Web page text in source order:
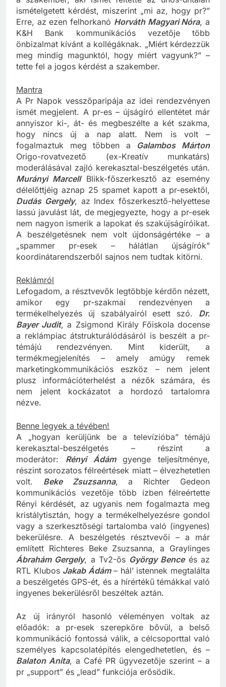
a szakember, aki ismét feltette az unos-untalan
ismételgetett kérdést, miszerint „mi az, hogy pr?”
Erre, az ezen felhorkanóHorváth Magyari Nóra, a
K&H Bank kommunikációs vezetője több
önbizalmat kívánt a kollégáknak. „Miért kérdezzük
meg mindig magunktól, hogy miért vagyunk?” –
Mantra
A Pr Napok vesszőparipája az idei rendezvényen
ismét megjelent. A pr-es – újságíró ellentétet már
annyiszor ki-, át- és megbeszélte a két szakma,
hogy nincs új a nap alatt. Nem is volt –
fogalmaztuk meg többen aGalambos Márton
Origo-rovatvezető (ex-Kreatív munkatárs)
moderálásával zajló kerekasztal-beszélgetés után.
Murányi MarcellBlikk-főszerkesztő az esemény
délelőttjéig aznap 25 spamet kapott a pr-esektől,
Dudás Gergely, az Index főszerkesztő-helyettese
lassú javulást lát, de megjegyezte, hogy a pr-esek
nem nagyon ismerik a lapokat és szakújságíróikat.
A beszélgetésnek nem volt újdonságértéke – a
„spammer pr-esek – hálátlan újságírók”
Reklámról
Lefogadom, a résztvevők legtöbbje kérdőn nézett,
amikor egy pr-szakmai rendezvényen a
termékelhelyezés új szabályairól esett szó.Dr.
Bayer Judit, a Zsigmond Király Főiskola docense
a reklámpiac átstrukturálódásáról is beszélt a pr-
témájú rendezvényen. Mint kiderült, a
termékmegjelenítés – amely amúgy remek
marketingkommunikációs eszköz – nem jelent
plusz információterhelést a nézők számára, és
nem jelent kockázatot a hordozó tartalomra
Benne legyek a tévében!
A „hogyan kerüljünk be a televízióba” témájú
kerekasztal-beszélgetés – részint a
moderátor:Rényi Ádámgyenge teljesítménye,
részint sorozatos félreértések miatt – élvezhetetlen
volt.Beke Zsuzsanna , a Richter Gedeon
kommunikációs vezetője több ízben félreértette
Rényi kérdését, az ugyanis nem fogalmazta meg
kristálytisztán, hogy a termékelhelyezésre gondol
vagy a szerkesztőségi tartalomba való (ingyenes)
bekerülésre. A beszélgetés résztvevői – a már
említett Richteres Beke Zsuzsanna, a Graylinges
Ábrahám Gergely, a Tv2-ősGyörgy Benceés az
RTL KlubosJakab Ádám– hál’ istennek megtalálta
a beszélgetés GPS-ét, és a hírértékű témákkal való
Az új irányról hasonló véleményen voltak az
előadók: a pr-esek szerepköre bővül, a belső
kommunikáció fontossá válik, a célcsoporttal való
személyes kapcsolatépítés elengedhetetlen, és –
Balaton Anita, a Café PR ügyvezetője szerint – a